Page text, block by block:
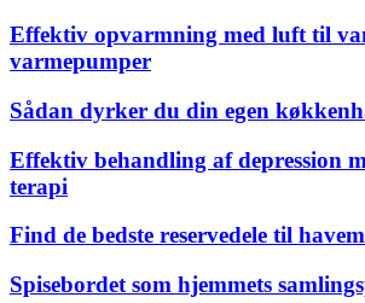
Effektiv opvarmning med luft til
varmepumper
Sådan dyrker du din egen
Effektiv behandling af depression
terapi
Find de bedste reservedele til
Spisebordet som hjemmets